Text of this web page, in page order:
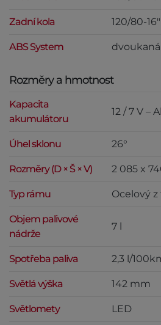
Zadní kola 120/80-16"
ABS System
Rozměry a hmotnost
Kapacita
akumulátoru
12 / 7 V –
Úhel sklonu 26°
Rozměry (D × Š × V) 2 085 x
Typ rámu Ocelový
Objem palivové
nádrže
7 l
Spotřeba paliva 2,3 l/
Světlá výška 142 mm
Světlomety LED